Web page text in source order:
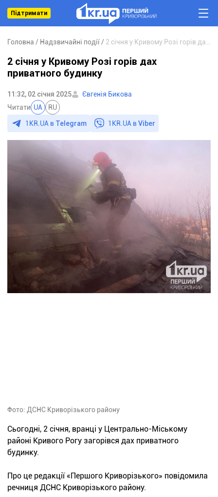
Підтримати
Головна Надзвичайні події
2 січня у Кривому Розі горів дах
приватного будинку
11:32, 02 січня 2025
Євгенія Бикова
Читати UA RU
1KR.UA в Telegram 1KR.UA вViber
Фото: ДСНС Криворізького району
Сьогодні, 2 січня, вранці у Центрально-Міському
районі Кривого Рогу загорівся дах приватного
будинку.
Про це редакції «Першого Криворізького» повідомила
речниця ДСНС Криворізького району.